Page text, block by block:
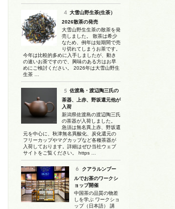
大雪山野生茶(生茶）
2026散茶の発売
大雪山野生生茶の散茶を発
売しました。 散茶は希少
なため、例年は短期間で売
り切れてしまうお茶です。
今年は比較的多めに入手しましたが、動き
の速いお茶ですので、興味のある方はお早
めにご検討ください。 2026年は大雪山野生
生茶 …
佐渡島・渡辺陶三氏の
茶器、上赤、野坂還元他が
入荷
新潟県佐渡島の渡辺陶三氏
の茶器が入荷しました。
急須は無名異上赤、野坂還
元を中心に、秋津無名異酸化、炭化還元の
フリーカップやマグカップなど各種茶器が
入荷しております。詳細はぜひ当社ウェブ
サイトをご覧ください。 https …
クアラルンプー
ルでお茶のワークシ
ョップ開催
中国茶の品質の物差
しを学ぶ ワークショ
ップ（日本語） 講